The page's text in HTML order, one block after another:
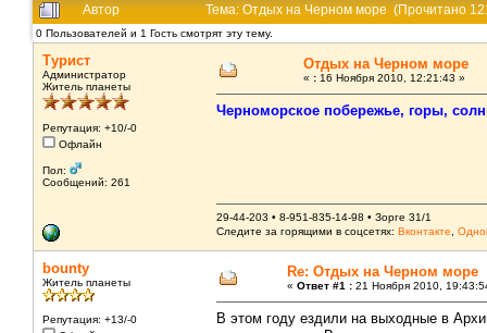
Автор
Тема: Отдых на Черном море (Прочитано
0 Пользователей и 1 Гость смотрят эту тему.
Турист
Администратор
Житель планеты
Репутация: +10/-0
Офлайн
Пол:
Сообщений: 261
Отдых на Черном море
« : 16 Ноября 2010, 12:21:43 »
Черноморское побережье, горы,
29-44-203 • 8-951-835-14-98 • Зорге 31/1
Следите за горящими в соцсетях: Вконтакте
bounty
Житель планеты
Репутация: +13/-0
Re: Отдых на Черном море
« Ответ #1 : 21 Ноября 2010,
В этом году ездили на выходные в